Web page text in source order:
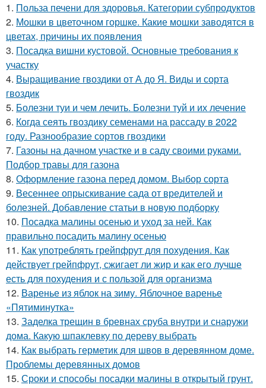
1. Польза печени для здоровья. Категории субпродуктов
2. Мошки в цветочном горшке. Какие мошки заводятся в
цветах, причины их появления
3. Посадка вишни кустовой. Основные требования к
участку
4. Выращивание гвоздики от А до Я. Виды и сорта
гвоздик
5. Болезни туи и чем лечить. Болезни туй и их лечение
6. Когда сеять гвоздику семенами на рассаду в 2022
году. Разнообразие сортов гвоздики
7. Газоны на дачном участке и в саду своими руками.
Подбор травы для газона
8. Оформление газона перед домом. Выбор сорта
9. Весеннее опрыскивание сада от вредителей и
болезней. Добавление статьи в новую подборку
10. Посадка малины осенью и уход за ней. Как
правильно посадить малину осенью
11. Как употреблять грейпфрут для похудения. Как
действует грейпфрут, сжигает ли жир и как его лучше
есть для похудения и с пользой для организма
12. Варенье из яблок на зиму. Яблочное варенье
«Пятиминутка»
13. Заделка трещин в бревнах сруба внутри и снаружи
дома. Какую шпаклевку по дереву выбрать
14. Как выбрать герметик для швов в деревянном доме.
Проблемы деревянных домов
15. Сроки и способы посадки малины в открытый грунт.